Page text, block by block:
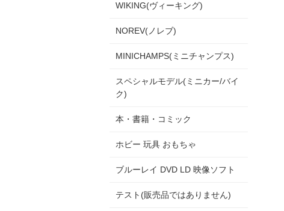
WIKING(ヴィーキング)
NOREV(ノレブ)
MINICHAMPS(ミニチャンプス)
スペシャルモデル(ミニカー/バイ
ク)
本・書籍・コミック
ホビー 玩具 おもちゃ
ブルーレイ DVD LD 映像ソフト
テスト(販売品ではありません)